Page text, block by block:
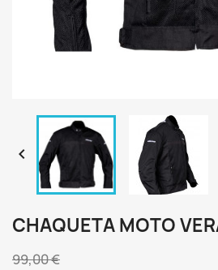

CHAQUETA MOTO
99,00 €